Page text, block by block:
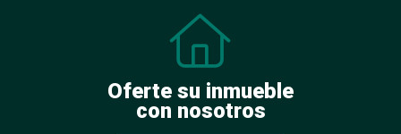
Oferte su inmueble
con nosotros